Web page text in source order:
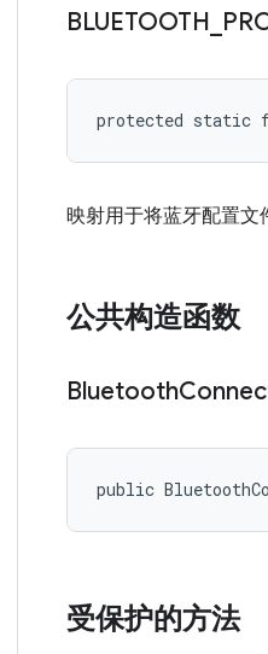
BLUETOOTH
protected static
映射用于将蓝牙配置文
公共构造函数
Bluetooth
public
受保护的方法